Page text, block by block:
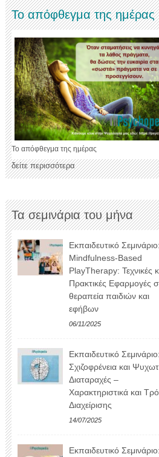
Το απόφθεγμα της ημέρας
Το απόφθεγμα της ημέρας
δείτε περισσότερα
Τα σεμινάρια του μήνα
Εκπαιδευτικό Σεμινάριο:
Mindfulness-Based
PlayTherapy: Τεχνικές
Πρακτικές Εφαρμογές
θεραπεία παιδιών και
εφήβων
06/11/2025
Εκπαιδευτικό Σεμινάριο:
Σχιζοφρένεια και
Διαταραχές –
Χαρακτηριστικά και
Διαχείρισης
14/07/2025
Εκπαιδευτικό Σεμινάριο: